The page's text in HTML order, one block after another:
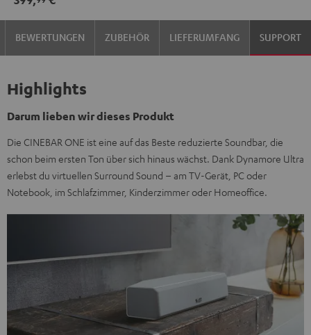
BEWERTUNGEN ZUBEHÖR LIEFERUMFANG SUPPORT
Highlights
Darum lieben wir dieses Produkt
Die CINEBAR ONE ist eine auf das Beste reduzierte Soundbar, die
schon beim ersten Ton über sich hinaus wächst. Dank Dynamore Ultra
erlebst du virtuellen Surround Sound – am TV-Gerät, PC oder
Notebook, im Schlafzimmer, Kinderzimmer oder Homeoffice.